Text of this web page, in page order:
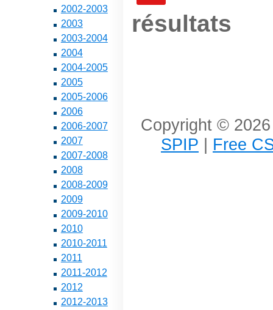
2002-2003
2003
2003-2004
2004
2004-2005
2005
2005-2006
2006
2006-2007
2007
2007-2008
2008
2008-2009
2009
2009-2010
2010
2010-2011
2011
2011-2012
2012
2012-2013
résultats
Copyright ©
SPIP | Free